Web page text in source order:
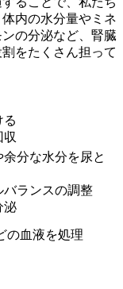
内の水分量やミネ
の分泌など、腎臓
をたくさん担って
る
収
分な水分を尿と
バランスの調整
泌
の血液を処理